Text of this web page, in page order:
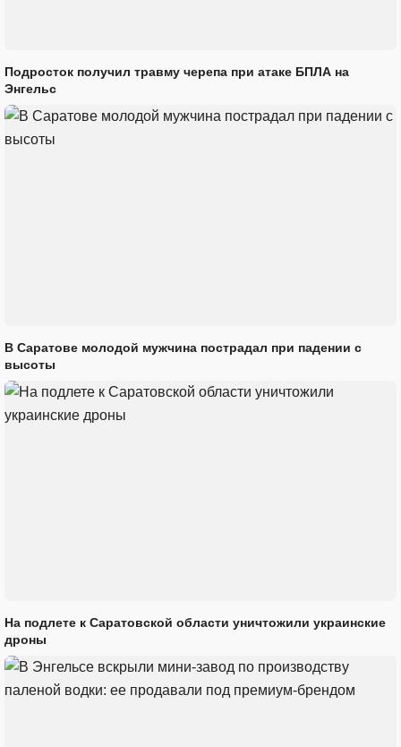
Подросток получил травму черепа при атаке БПЛА на
Энгельс
В Саратове молодой мужчина пострадал при падении с
высоты
На подлете к Саратовской области уничтожили украинские
дроны